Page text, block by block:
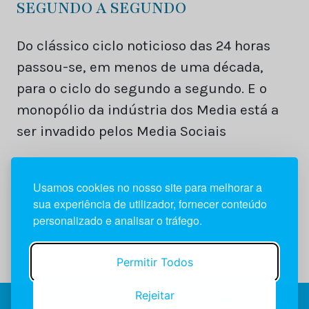
Usamos cookies no nosso site para melhorar a
sua experiência de utilizador, fornecer conteúdo
personalizado e analisar o tráfego.
Permitir Todos
Rejeitar
SEGUNDO A SEGUNDO
Do clássico ciclo noticioso das 24 horas
passou-se, em menos de uma década,
para o ciclo do segundo a segundo. E o
monopólio da indústria dos Media está a
ser invadido pelos Media Sociais
segundo tudo muda nos Media. Visualiza-se o
pulsar dos Media Sociais